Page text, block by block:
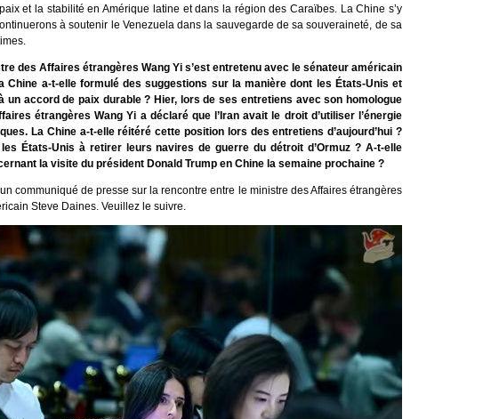
et la stabilité en Amérique latine et dans la région des Caraïbes. La Chine s’y
à soutenir le Venezuela dans la sauvegarde de sa souveraineté, de sa
des Affaires étrangères Wang Yi s’est entretenu avec le sénateur américain
Chine a-t-elle formulé des suggestions sur la manière dont les États-Unis et
un accord de paix durable ? Hier, lors de ses entretiens avec son homologue
étrangères Wang Yi a déclaré que l’Iran avait le droit d’utiliser l’énergie
La Chine a-t-elle réitéré cette position lors des entretiens d’aujourd’hui ?
États-Unis à retirer leurs navires de guerre du détroit d’Ormuz ? A-t-elle
la visite du président Donald Trump en Chine la semaine prochaine ?
communiqué de presse sur la rencontre entre le ministre des Affaires étrangères
Steve Daines. Veuillez le suivre.